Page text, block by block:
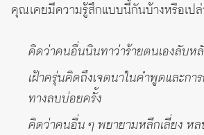
คุณเคยมีความรู้สึกแบบนี้กันบ้างหรือเปล่
คิดว่าคนอื่นนินทาว่าร้ายตนเองลับห
เฝ้าครุ่นคิดถึงเจตนาในคำพูดและกา
ทางลบบ่อยครั้ง
คิดว่าคนอื่น ๆ พยายามหลีกเลี่ยง ห